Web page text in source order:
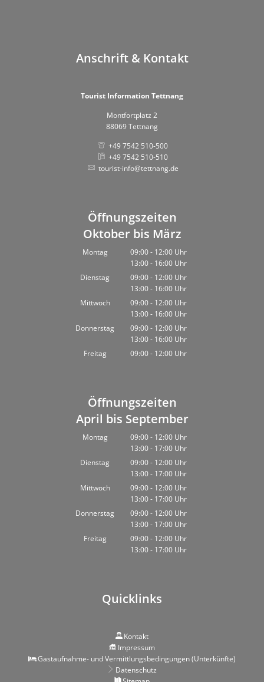
Anschrift & Kontakt
Tourist Information Tettnang
Montfortplatz 2
88069 Tettnang
+49 7542 510-500
+49 7542 510-510
tourist-info@tettnang.de
Öffnungszeiten
Oktober bis März
Montag 09:00- 12:00 Uhr
Von 09:00 bis 12:00 Uhr
13:00- 16:00 Uhr
Von 13:00 bis 16:00 Uhr
Dienstag 09:00- 12:00 Uhr
Von 09:00 bis 12:00 Uhr
13:00- 16:00 Uhr
Von 13:00 bis 16:00 Uhr
Mittwoch 09:00- 12:00 Uhr
Von 09:00 bis 12:00 Uhr
13:00- 16:00 Uhr
Von 13:00 bis 16:00 Uhr
Donnerstag 09:00- 12:00 Uhr
Von 09:00 bis 12:00 Uhr
13:00- 16:00 Uhr
Von 13:00 bis 16:00 Uhr
Freitag 09:00- 12:00 Uhr
Öffnungszeiten
April bis September
Montag 09:00- 12:00 Uhr
Von 09:00 bis 12:00 Uhr
13:00- 17:00 Uhr
Von 13:00 bis 17:00 Uhr
Dienstag 09:00- 12:00 Uhr
Von 09:00 bis 12:00 Uhr
13:00- 17:00 Uhr
Von 13:00 bis 17:00 Uhr
Mittwoch 09:00- 12:00 Uhr
Von 09:00 bis 12:00 Uhr
13:00- 17:00 Uhr
Von 13:00 bis 17:00 Uhr
Donnerstag 09:00- 12:00 Uhr
Von 09:00 bis 12:00 Uhr
13:00- 17:00 Uhr
Von 13:00 bis 17:00 Uhr
Freitag 09:00- 12:00 Uhr
Von 09:00 bis 12:00 Uhr
13:00- 17:00 Uhr
Quicklinks
Kontakt
Impressum
Gastaufnahme- und Vermittlungsbedingungen (Unterkünfte)
Datenschutz